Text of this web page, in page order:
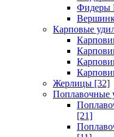
Фидеры
Карповые
Жерлицы [32]
Поплавочные
[21]